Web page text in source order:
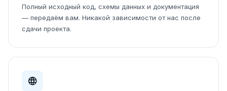
Полный исходный код, схемы данных и документация
— передаём вам. Никакой зависимости от нас после
сдачи проекта.